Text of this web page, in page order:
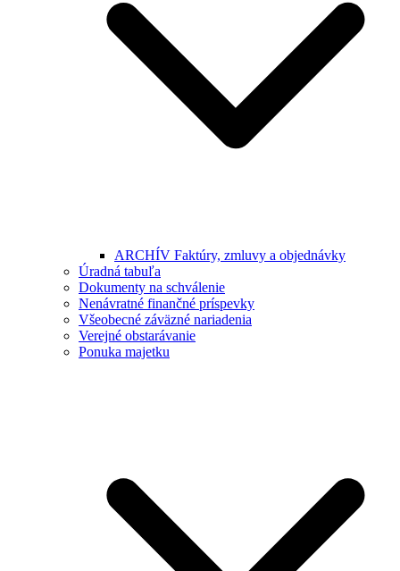
ARCHÍV Faktúry, zmluvy a objednávky
Úradná tabuľa
Dokumenty na schválenie
Nenávratné finančné príspevky
Všeobecné záväzné nariadenia
Verejné obstarávanie
Ponuka majetku